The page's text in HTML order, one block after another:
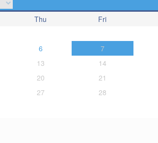
Thu Fri
6 7
13 14
20 21
27 28